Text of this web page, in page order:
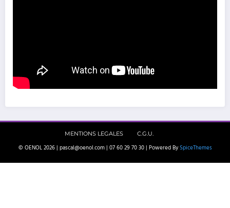
MENTIONS LEGALES C.G.U.
© OENOL 2026 | pascal@oenol.com | 07 60 29 70 30 | Powered By SpiceThemes